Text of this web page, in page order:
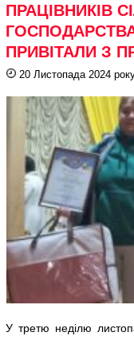
ПРАЦІВНИКІВ
ПРИВІТАЛИ З
20 Листопада 2024
У третю неділю